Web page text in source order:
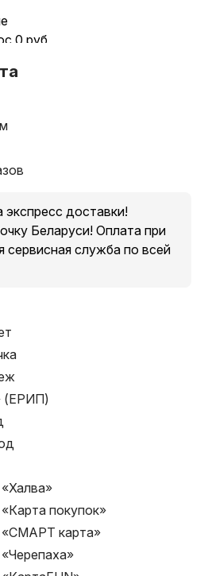
0 руб
вы получаете баллы на
по всей Беларуси на дом
время, которое
на высев семян. Бережёт
Вам не придётся,
огороду. К тому же агрегат
процесс прополки в
сцепке с мотоблоками любых
использования
рукояток. Одна
сцепке сеялки, вторая —
предназначенный для
СМ6 в комплект не
дополнительно.
доставки!
Беларуси! Оплата при
сервисная служба по всей
(ЕРИП)
покупок»
«СМАРТ карта»